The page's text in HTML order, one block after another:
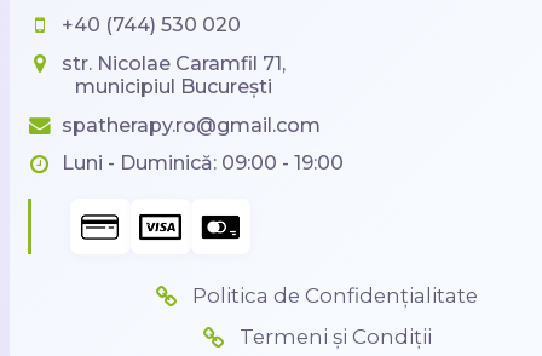
+40 (744) 530 020
str. Nicolae Caramfil 71,
municipiul București
spatherapy.ro@gmail.com
Luni - Duminică: 09:00 - 19:00
Politica de Confidențialitate
Termeni și Condiții